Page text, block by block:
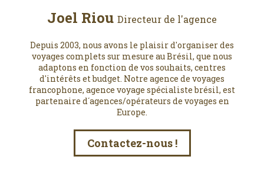
Joel Riou Directeur de l'agence
Depuis 2003, nous avons le plaisir d'organiser des
voyages complets sur mesure au Brésil, que nous
adaptons en fonction de vos souhaits, centres
d'intérêts et budget. Notre agence de voyages
francophone, agence voyage spécialiste brésil, est
partenaire d´agences/opérateurs de voyages en
Europe.
Contactez-nous !